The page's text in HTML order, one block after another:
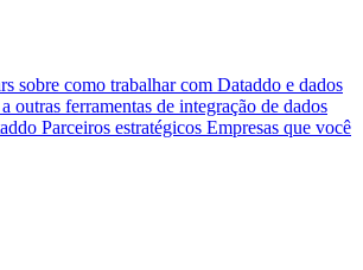
sobre como trabalhar com Dataddo e dados
outras ferramentas de integração de dados
Parceiros estratégicos Empresas que você